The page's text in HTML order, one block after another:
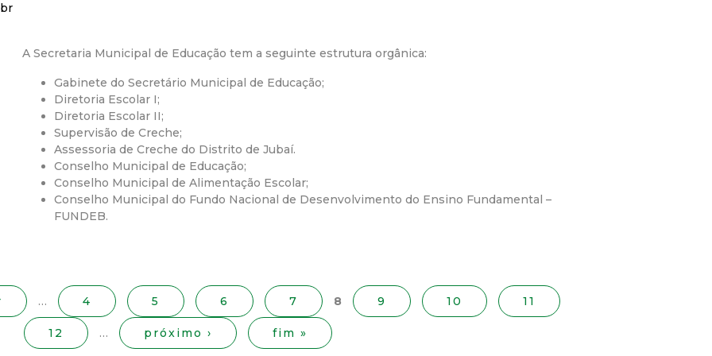
a
M
u
n
i
i
p
A Secretaria Municipal de Educação tem a seguinte estrutura orgânica:
Gabinete do Secretário Municipal de Educação;
Diretoria Escolar I;
Diretoria Escolar II;
Supervisão de Creche;
Assessoria de Creche do Distrito de Jubaí.
Conselho Municipal de Educação;
Conselho Municipal de Alimentação Escolar;
Conselho Municipal do Fundo Nacional de Desenvolvimento do Ensino Fundamental –
FUNDEB.
… 4 5 6 7 8 9 10 11
12 … próximo › fim »